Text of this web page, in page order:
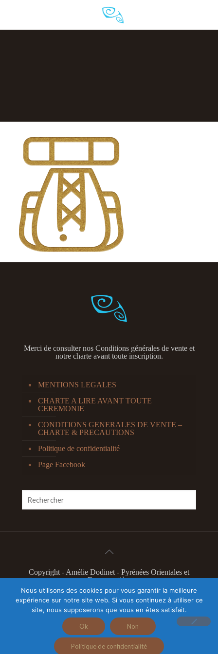
Merci de consulter nos Conditions générales de vente et
notre charte avant toute inscription.
MENTIONS LEGALES
CHARTE A LIRE AVANT TOUTE
CEREMONIE
CONDITIONS GENERALES DE VENTE –
CHARTE & PRECAUTIONS
Politique de confidentialité
Page Facebook
Copyright - Amélie Dodinet - Pyrénées Orientales et
France entière
L'Odyssée Intérieure 2019 - Marque déposée à l'INPI
N°4603304
Illustration slider page accueil Camille Feger - Tous
droits réservés
Autres illustrations Nacho Nass
Nous utilisons des cookies pour vous garantir la meilleure
expérience sur notre site web. Si vous continuez à utiliser ce
site, nous supposerons que vous en êtes satisfait.
Ok Non
Politique de confidentialité